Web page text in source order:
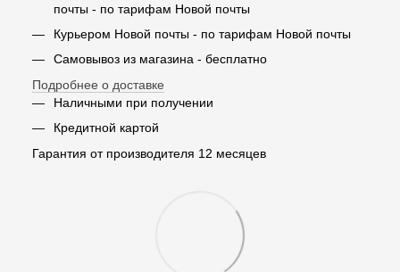
почты - по тарифам Новой почты
Курьером Новой почты - по тарифам Новой почты
Самовывоз из магазина - бесплатно
Подробнее о доставке
Наличными при получении
Кредитной картой
Гарантия от производителя 12 месяцев